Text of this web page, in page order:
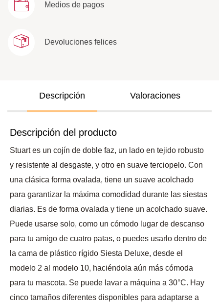
Medios de pagos
Devoluciones felices
Descripción Valoraciones
Descripción del producto
Stuart es un cojín de doble faz, un lado en tejido robusto
y resistente al desgaste, y otro en suave terciopelo. Con
una clásica forma ovalada, tiene un suave acolchado
para garantizar la máxima comodidad durante las siestas
diarias. Es de forma ovalada y tiene un acolchado suave.
Puede usarse solo, como un cómodo lugar de descanso
para tu amigo de cuatro patas, o puedes usarlo dentro de
la cama de plástico rígido Siesta Deluxe, desde el
modelo 2 al modelo 10, haciéndola aún más cómoda
para tu mascota. Se puede lavar a máquina a 30°C. Hay
cinco tamaños diferentes disponibles para adaptarse a